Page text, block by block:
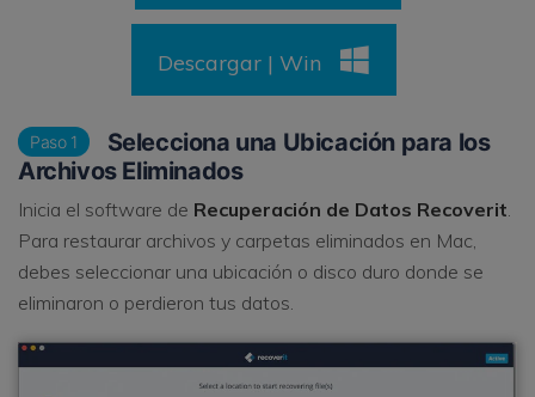
Descargar | Win
Paso 1
Selecciona una Ubicación para los
Archivos Eliminados
Inicia el software de Recuperación de Datos Recoverit
Para restaurar archivos y carpetas eliminados en Mac,
debes seleccionar una ubicación o disco duro donde se
eliminaron o perdieron tus datos.